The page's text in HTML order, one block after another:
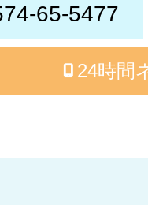
65-5477
24時間